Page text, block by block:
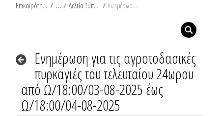
Επικαιρότητα / Δελτία Τύπου / Ενημέρωση για τις αγροτοδασικές πυρκαγιές του τελευταίου 24ωρου από Ω/18:00/03-08-2025 έως Ω/18:00/04-08-2025
Ενημέρωση για τις αγροτοδασικές
πυρκαγιές του τελευταίου 24ωρου
από Ω/18:00/03-08-2025 έως
Ω/18:00/04-08-2025